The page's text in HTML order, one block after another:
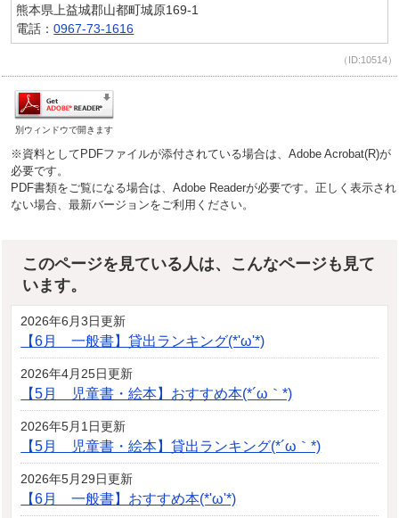
熊本県上益城郡山都町城原169-1
電話：0967-73-1616
（ID:10514）
別ウィンドウで開きます
※資料としてPDFファイルが添付されている場合は、Adobe Acrobat(R)が
必要です。
PDF書類をご覧になる場合は、Adobe Readerが必要です。正しく表示され
ない場合、最新バージョンをご利用ください。
このページを見ている人は、こんなページも見て
います。
2026年6月3日更新
【6月 一般書】貸出ランキング(*'ω'*)
2026年4月25日更新
【5月 児童書・絵本】おすすめ本(*´ω｀*)
2026年5月1日更新
【5月 児童書・絵本】貸出ランキング(*´ω｀*)
2026年5月29日更新
【6月 一般書】おすすめ本(*'ω'*)